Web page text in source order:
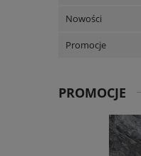
Nowości
Promocje
PROMOCJE